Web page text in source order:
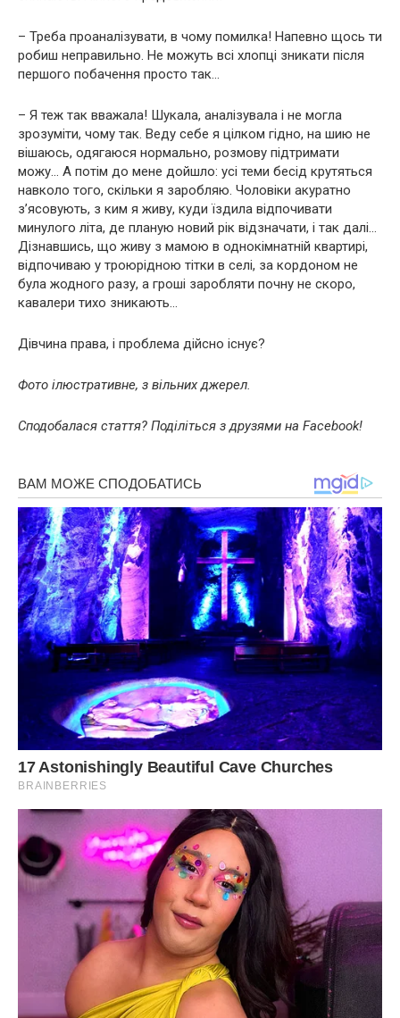
– Треба проаналізувати, в чому помилка! Напевно щось ти
робиш неправильно. Не можуть всі хлопці зникати після
першого побачення просто так…
– Я теж так вважала! Шукала, аналізувала і не могла
зрозуміти, чому так. Веду себе я цілком гідно, на шию не
вішаюсь, одягаюся нормально, розмову підтримати
можу… А потім до мене дойшло: усі теми бесід крутяться
навколо того, скільки я заробляю. Чоловіки акуратно
з’ясовують, з ким я живу, куди їздила відпочивати
минулого літа, де планую новий рік відзначати, і так далі…
Дізнавшись, що живу з мамою в однокімнатній квартирі,
відпочиваю у троюрідною тітки в селі, за кордоном не
була жодного разу, а гроші заробляти почну не скоро,
кавалери тихо зникають…
Дівчина права, і проблема дійсно існує?
Фото ілюстративне, з вільних джерел.
Сподобалася стаття? Поділіться з друзями на Facebook!